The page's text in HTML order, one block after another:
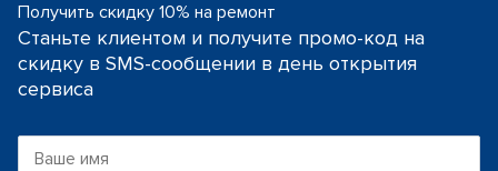
Получить скидку 10% на ремонт
Станьте клиентом и получите промо-код на
скидку в SMS-сообщении в день открытия
сервиса